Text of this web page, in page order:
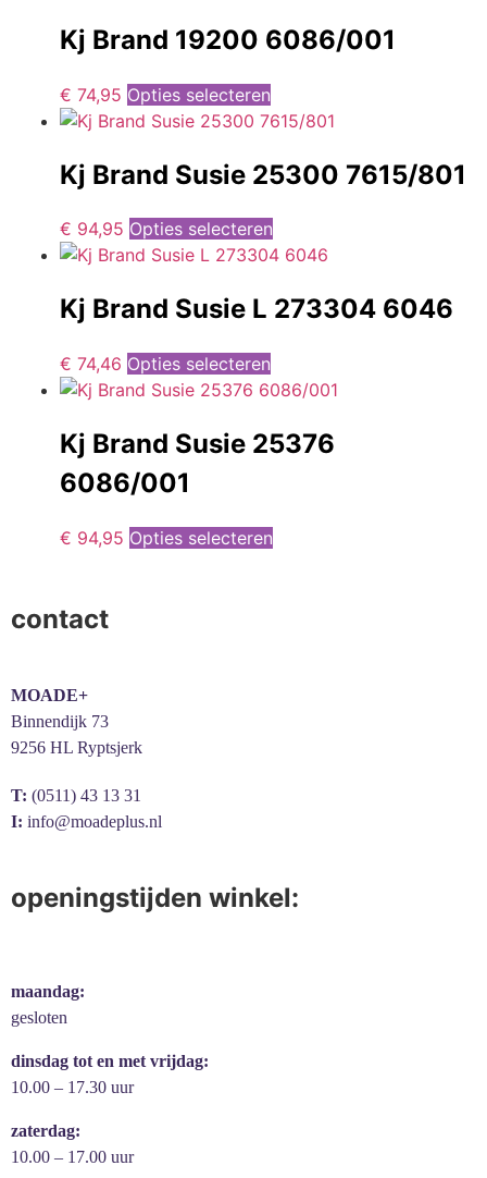
Kj Brand 19200 6086/001
€ 74,95 Opties selecteren
Kj Brand Susie 25300 7615/801
€ 94,95 Opties selecteren
Kj Brand Susie L 273304 6046
€ 74,46 Opties selecteren
Kj Brand Susie 25376
6086/001
€ 94,95 Opties selecteren
contact
MOADE+
Binnendijk 73
9256 HL Ryptsjerk
T: (0511) 43 13 31
I: info@moadeplus.nl
openingstijden winkel:
maandag:
gesloten
dinsdag tot en met vrijdag:
10.00 – 17.30 uur
zaterdag:
10.00 – 17.00 uur